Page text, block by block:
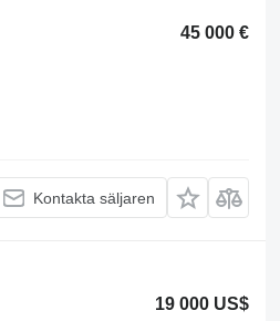
45 000 €
Kontakta säljaren
19 000 US$